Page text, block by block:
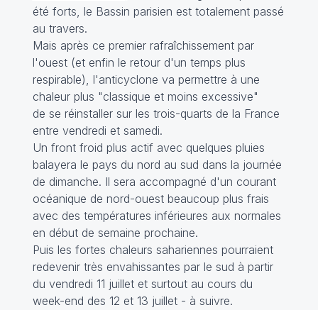
été forts, le Bassin parisien est totalement passé
au travers.
Mais après ce premier rafraîchissement par
l'ouest (et enfin le retour d'un temps plus
respirable), l'anticyclone va permettre à une
chaleur plus "classique et moins excessive"
de se réinstaller sur les trois-quarts de la France
entre vendredi et samedi.
Un front froid plus actif avec quelques pluies
balayera le pays du nord au sud dans la journée
de dimanche. Il sera accompagné d'un courant
océanique de nord-ouest beaucoup plus frais
avec des températures inférieures aux normales
en début de semaine prochaine.
Puis les fortes chaleurs sahariennes pourraient
redevenir très envahissantes par le sud à partir
du vendredi 11 juillet et surtout au cours du
week-end des 12 et 13 juillet - à suivre.